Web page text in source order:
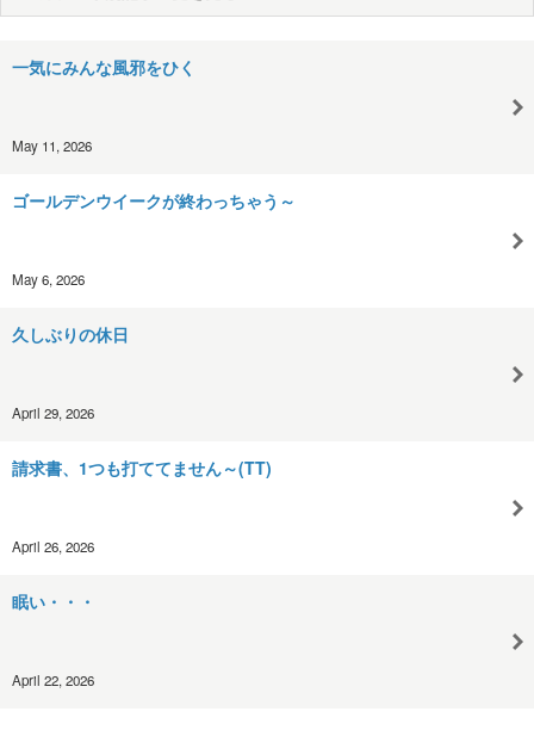
一気にみんな風邪をひく
May 11, 2026
ゴールデンウイークが終わっちゃう～
May 6, 2026
久しぶりの休日
April 29, 2026
請求書、1つも打ててません～(TT)
April 26, 2026
眠い・・・
April 22, 2026